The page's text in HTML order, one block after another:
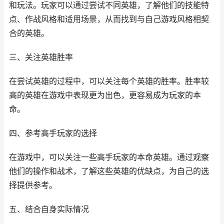
和玩法。玩家可以通过尝试不同英雄，了解他们的技能特
点、作战风格和适用场景，从而找到与自己游戏风格相契
合的英雄。
三、关注英雄胜率
在尝试英雄的过程中，可以关注每个英雄的胜率。胜率较
高的英雄在游戏中表现更为出色，更容易成为玩家的本
命。
四、参考高手玩家的选择
在游戏中，可以关注一些高手玩家的本命英雄。通过观察
他们的操作和战术，了解这些英雄的优缺点，为自己的选
择提供参考。
五、结合自身实际情况